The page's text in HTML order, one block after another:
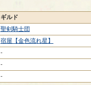
ギルド
聖剣騎士団
宿屋【金色流れ星】
-
-
-